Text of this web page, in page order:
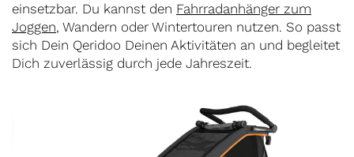
einsetzbar. Du kannst den Fahrradanhänger zum
Joggen, Wandern oder Wintertouren nutzen. So passt
sich Dein Qeridoo Deinen Aktivitäten an und begleitet
Dich zuverlässig durch jede Jahreszeit.